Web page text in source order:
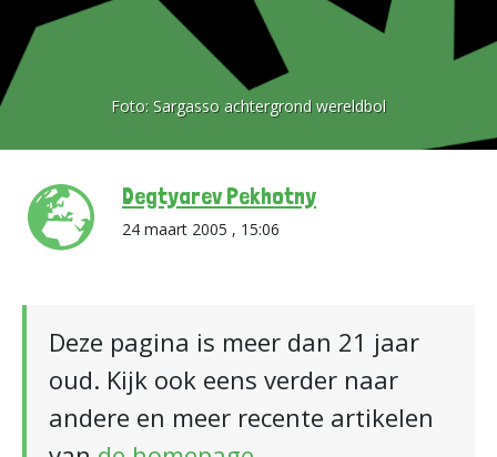
Foto: Sargasso achtergrond wereldbol
Degtyarev Pekhotny
24 maart 2005 , 15:06
Deze pagina is meer dan 21 jaar
oud. Kijk ook eens verder naar
andere en meer recente artikelen